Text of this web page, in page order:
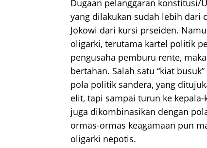
Dugaan pelanggaran konstitusi/
yang dilakukan sudah lebih dari
Jokowi dari kursi prseiden.
oligarki, terutama kartel politik
pengusaha pemburu rente,
bertahan. Salah satu “kiat
pola politik sandera, yang
elit, tapi sampai turun ke
juga dikombinasikan dengan
ormas-ormas keagamaan pun
oligarki nepotis.